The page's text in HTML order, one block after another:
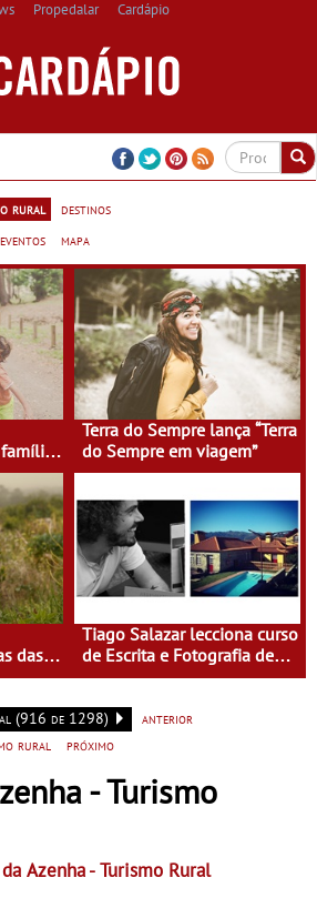
Propedalar Cardápio
rural
destinos
mapa
Terra do Sempre lança “Terra
do Sempre em viagem”
das
–
Tiago Salazar lecciona curso
de Escrita e Fotografia de
Viagens na Casa do Eido –
(916 de 1298)
anterior
rural
próximo
- Turismo
Azenha- Turismo Rural